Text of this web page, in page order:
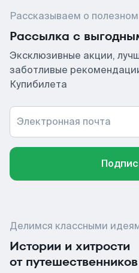
Рассказываем о
Рассылка с
Эксклюзивные акции,
заботливые
Купибилета
Электронная почта
Делимся классными
Истории и хитрости
от путешественников